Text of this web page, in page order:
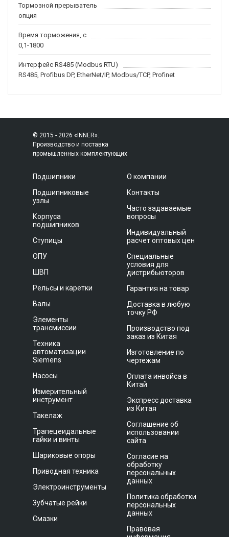
Тормозной прерыватель
опция
Время торможения, с
0,1-1800
Интерфейс RS485 (Modbus RTU)
RS485, Profibus DP, EtherNet/IP, Modbus/TCP, Profinet
© 2015 - 2026 «INNER»:
Производство и поставка
промышленных комплектующих
Подшипники
Подшипниковые
узлы
Корпуса
подшипников
Ступицы
ОПУ
ШВП
Рельсы и каретки
Валы
Элементы
трансмиссии
Техника
автоматизации
Siemens
Насосы
Измерительный
инструмент
Такелаж
Трапецеидальные
гайки и винты
Шариковые опоры
Приводная техника
Электроинструменты
Зубчатые рейки
Смазки
О компании
Контакты
Часто задаваемые
вопросы
Индивидуальный
расчет оптовых цен
Специальные
условия для
дистрибьюторов
Гарантия на товар
Доставка в любую
точку РФ
Производство под
заказ из Китая
Изготовление по
чертежам
Оплата инвойса в
Китай
Экспресс доставка
из Китая
Соглашение об
использовании
сайта
Согласие на
обработку
персональных
данных
Политика обработки
персональных
данных
Правовая